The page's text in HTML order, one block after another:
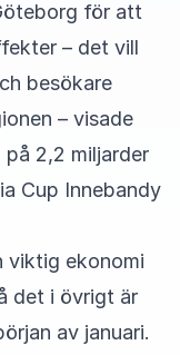
för att
– det vill
besökare
– visade
2,2 miljarder
Cup Innebandy
viktig ekonomi
det i övrigt är
av januari.